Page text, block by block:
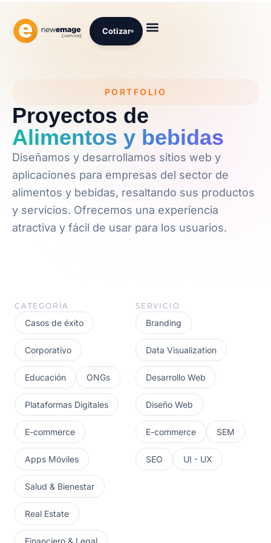
Cotizar
PORTFOLIO
Proyectos de
Alimentos y bebidas
Diseñamos y desarrollamos sitios web y
aplicaciones para empresas del sector de
alimentos y bebidas, resaltando sus productos
y servicios. Ofrecemos una experiencia
atractiva y fácil de usar para los usuarios.
CATEGORÍA
Casos de éxito
Corporativo
Educación ONGs
Plataformas Digitales
E-commerce
Apps Móviles
Salud & Bienestar
Real Estate
SERVICIO
Branding
Data Visualization
Desarrollo Web
Diseño Web
E-commerce SEM
SEO UI - UX